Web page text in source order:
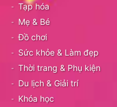
Tạp hóa
Mẹ & Bé
Đồ chơi
Sức khỏe & Làm đẹp
Thời trang & Phụ kiện
Du lịch & Giải trí
Khóa học